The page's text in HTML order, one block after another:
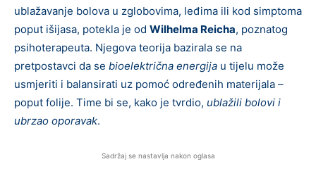
ublažavanje bolova u zglobovima, leđima ili kod simptoma
poput išijasa, potekla je od Wilhelma Reicha, poznatog
psihoterapeuta. Njegova teorija bazirala se na
pretpostavci da se bioelektrična energija u tijelu može
usmjeriti i balansirati uz pomoć određenih materijala –
poput folije. Time bi se, kako je tvrdio, ublažili bolovi i
ubrzao oporavak.
Sadržaj se nastavlja nakon oglasa